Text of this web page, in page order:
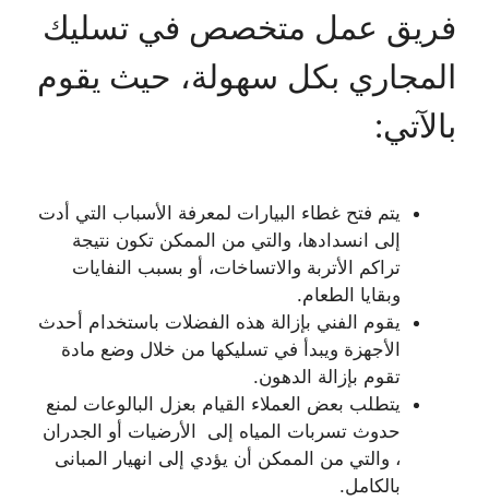
فريق عمل متخصص في تسليك
المجاري بكل سهولة، حيث يقوم
بالآتي:
يتم فتح غطاء البيارات لمعرفة الأسباب التي أدت
إلى انسدادها، والتي من الممكن تكون نتيجة
تراكم الأتربة والاتساخات، أو بسبب النفايات
وبقايا الطعام.
يقوم الفني بإزالة هذه الفضلات باستخدام أحدث
الأجهزة ويبدأ في تسليكها من خلال وضع مادة
تقوم بإزالة الدهون.
يتطلب بعض العملاء القيام بعزل البالوعات لمنع
حدوث تسربات المياه إلى الأرضيات أو الجدران
، والتي من الممكن أن يؤدي إلى انهيار المبانى
بالكامل.